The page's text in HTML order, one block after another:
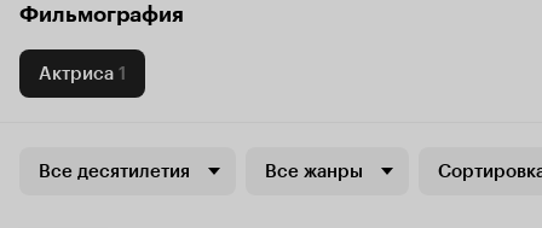
Фильмография
Актриса 1
Все десятилетия Все жанры